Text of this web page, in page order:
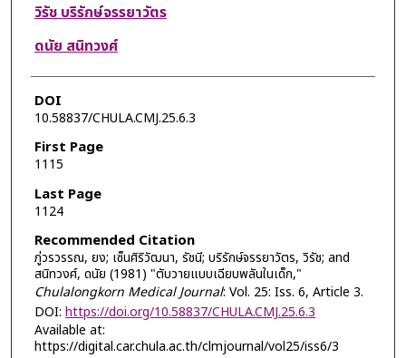
วิรัช บริรักษ์จรรยาวัตร
ดนัย สนิทวงศ์
DOI
10.58837/CHULA.CMJ.25.6.3
First Page
1115
Last Page
1124
Recommended Citation
ภู่วรวรรณ, ยง; เซ็นศิริวัฒนา, รัชนี; บริรักษ์จรรยาวัตร, วิรัช; and
สนิทวงศ์, ดนัย (1981) "ตับวายแบบเฉียบพลันในเด็ก,"
Chulalongkorn Medical Journal: Vol. 25: Iss. 6, Article 3.
DOI: https://doi.org/10.58837/CHULA.CMJ.25.6.3
Available at:
https://digital.car.chula.ac.th/clmjournal/vol25/iss6/3